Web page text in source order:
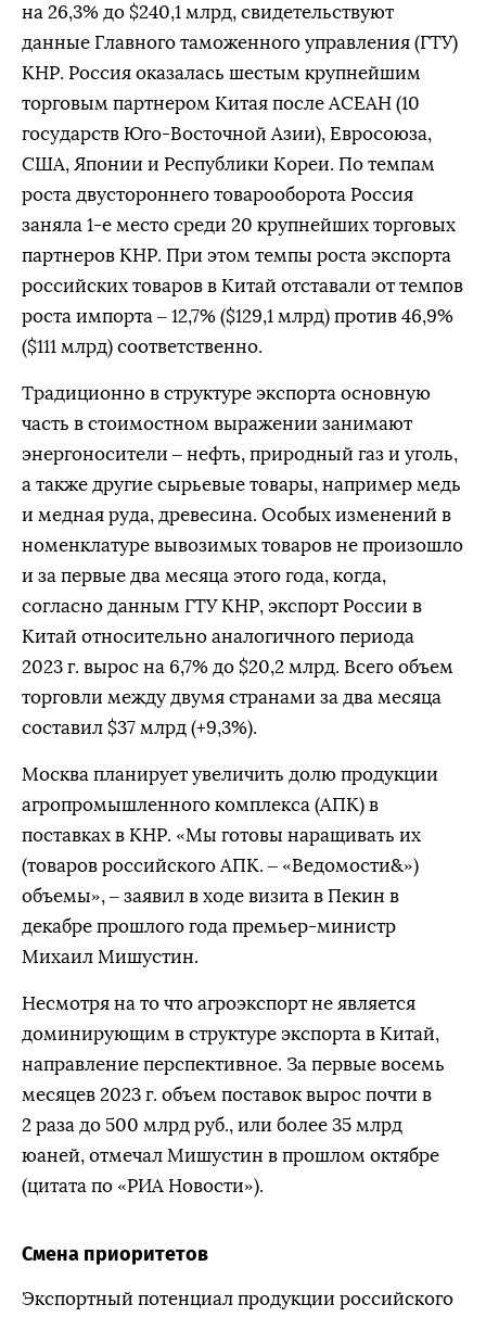
на 26,3% до $240,1 млрд, свидетельствуют
данные Главного таможенного управления (ГТУ)
КНР. Россия оказалась шестым крупнейшим
торговым партнером Китая после АСЕАН (10
государств Юго-Восточной Азии), Евросоюза,
США, Японии и Республики Кореи. По темпам
роста двустороннего товарооборота Россия
заняла 1-е место среди 20 крупнейших торговых
партнеров КНР. При этом темпы роста экспорта
российских товаров в Китай отставали от темпов
роста импорта – 12,7% ($129,1 млрд) против 46,9%
($111 млрд) соответственно.
Традиционно в структуре экспорта основную
часть в стоимостном выражении занимают
энергоносители – нефть, природный газ и уголь,
а также другие сырьевые товары, например медь
и медная руда, древесина. Особых изменений в
номенклатуре вывозимых товаров не произошло
и за первые два месяца этого года, когда,
согласно данным ГТУ КНР, экспорт России в
Китай относительно аналогичного периода
2023 г. вырос на 6,7% до $20,2 млрд. Всего объем
торговли между двумя странами за два месяца
составил $37 млрд (+9,3%).
Москва планирует увеличить долю продукции
агропромышленного комплекса (АПК) в
поставках в КНР. «Мы готовы наращивать их
(товаров российского АПК. – «Ведомости&»)
объемы», – заявил в ходе визита в Пекин в
декабре прошлого года премьер-министр
Михаил Мишустин.
Несмотря на то что агроэкспорт не является
доминирующим в структуре экспорта в Китай,
направление перспективное. За первые восемь
месяцев 2023 г. объем поставок вырос почти в
2 раза до 500 млрд руб., или более 35 млрд
юаней, отмечал Мишустин в прошлом октябре
(цитата по «РИА Новости»).
Смена приоритетов
Экспортный потенциал продукции российского